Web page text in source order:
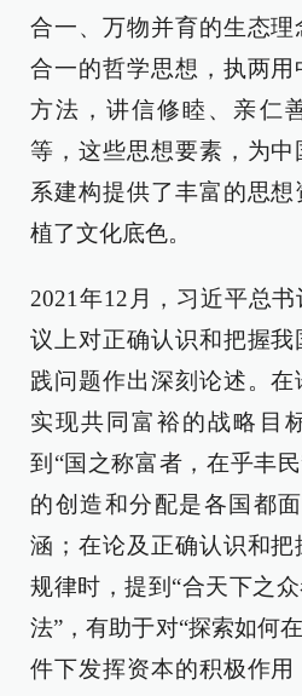
合一、万物并育的生态
合一的哲学思想，执两
方法，讲信修睦、亲仁
等，这些思想要素，为
系建构提供了丰富的思
植了文化底色。
2021年12月，习近平总
议上对正确认识和把握
践问题作出深刻论述。
实现共同富裕的战略目
到“国之称富者，在乎丰
的创造和分配是各国都
涵；在论及正确认识和
规律时，提到“合天下之
法”，有助于对“探索如何
件下发挥资本的积极作